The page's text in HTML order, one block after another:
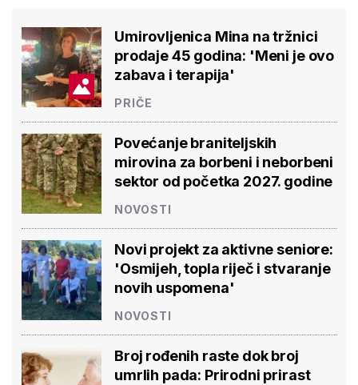
Umirovljenica Mina na tržnici
prodaje 45 godina: 'Meni je ovo
zabava i terapija'
PRIČE
Povećanje braniteljskih
mirovina za borbeni i neborbeni
sektor od početka 2027. godine
NOVOSTI
Novi projekt za aktivne seniore:
'Osmijeh, topla riječ i stvaranje
novih uspomena'
NOVOSTI
Broj rođenih raste dok broj
umrlih pada: Prirodni prirast